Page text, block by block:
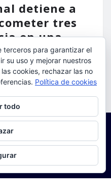
detiene a
tres
en una
2026
terceros para garantizar el
su uso y mejorar nuestros
cookies, rechazar las no
Política de cookies
todo
cómo gestionar las cookies,